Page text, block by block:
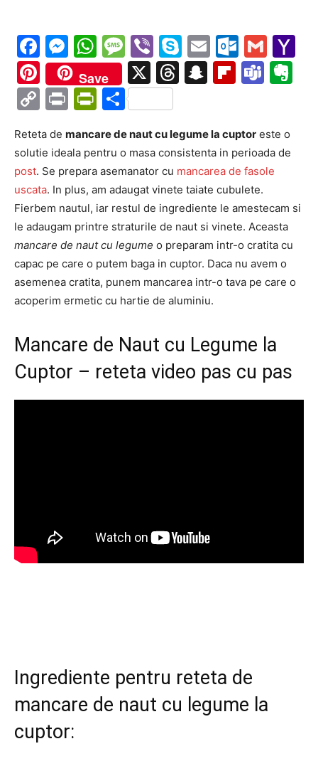
Facebook
Messenger
WhatsApp
Message
ViberSkype
Email
Pinterest
Save X Threads
Snapchat
CopyPrintPrintFriendly
Partajează
Reteta de mancare de naut cu legume la cuptor este o
solutie ideala pentru o masa consistenta in perioada de
post. Se prepara asemanator cu mancarea de fasole
uscata. In plus, am adaugat vinete taiate cubulete.
Fierbem nautul, iar restul de ingrediente le amestecam si
le adaugam printre straturile de naut si vinete. Aceasta
mancare de naut cu legume o preparam intr-o cratita cu
capac pe care o putem baga in cuptor. Daca nu avem o
asemenea cratita, punem mancarea intr-o tava pe care o
acoperim ermetic cu hartie de aluminiu.
Mancare de Naut cu Legume la
Cuptor – reteta video pas cu pas
Ingrediente pentru reteta de
mancare de naut cu legume la
cuptor: